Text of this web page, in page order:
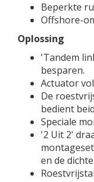
Beperkte
Offshore-
Oplossing
'Tandem
besparen.
Actuator
De
bedient
Speciale
'2 Uit 2'
en de